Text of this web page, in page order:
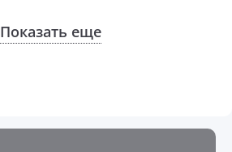
Показать еще